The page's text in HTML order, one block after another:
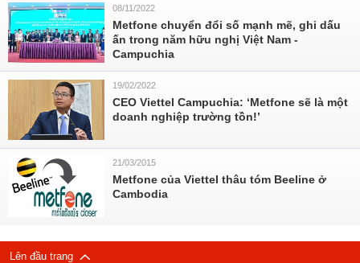
08/11/2022
Metfone chuyển đổi số mạnh mẽ, ghi dấu
ấn trong năm hữu nghị Việt Nam -
Campuchia
19/02/2022
CEO Viettel Campuchia: ‘Metfone sẽ là một
doanh nghiệp trường tồn!’
21/03/2015
Metfone của Viettel thâu tóm Beeline ở
Cambodia
Lên đầu trang